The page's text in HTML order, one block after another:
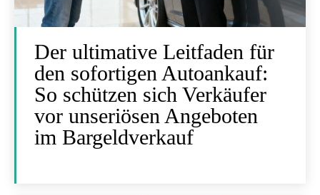
Der ultimative Leitfaden für
den sofortigen Autoankauf:
So schützen sich Verkäufer
vor unseriösen Angeboten
im Bargeldverkauf